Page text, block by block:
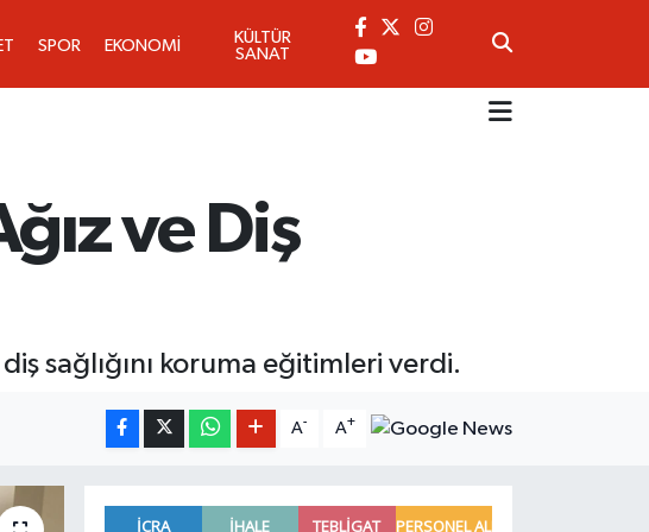
SPOR EKONOMİ
KÜLTÜR
SANAT
ve Diş
sağlığını koruma eğitimleri verdi.
A- A+